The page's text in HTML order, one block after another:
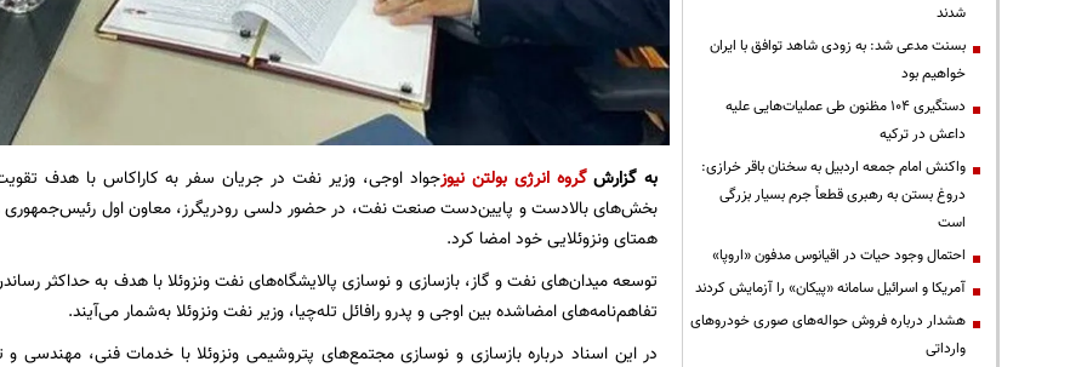
به گزارشگروه انرژی بولتن نیوزجواد اوجی، وزیر نفت در جریان سفر به کاراکاس با هدف تقویت
بخش‌های بالادست و پایین‌دست صنعت نفت، در حضور دلسی رودریگرز، معاون اول رئیس‌جمهوری
همتای ونزوئلایی خود امضا کرد.
توسعه میدان‌های نفت و گاز، بازسازی و نوسازی پالایشگاه‌های نفت ونزوئلا با هدف به حداکثر
تفاهم‌نامه‌های امضاشده بین اوجی و پدرو رافائل تله‌چیا، وزیر نفت ونزوئلا به‌شمار می‌آیند.
در این اسناد درباره بازسازی و نوسازی مجتمع‌های پتروشیمی ونزوئلا با خدمات فنی، مهندسی و
شدند
بسنت مدعی شد: به زودی شاهد توافق با ایران
خواهیم بود
دستگیری ۱۰۴ مظنون طی عملیات‌هایی علیه
داعش در ترکیه
واکنش امام جمعه اردبیل به سخنان باقر خرازی:
دروغ بستن به رهبری قطعاً جرم بسیار بزرگی
است
احتمال وجود حیات در اقیانوس مدفون «اروپا»
آمریکا و اسرائیل سامانه «پیکان» را آزمایش کردند
هشدار درباره فروش حواله‌های صوری خودروهای
وارداتی